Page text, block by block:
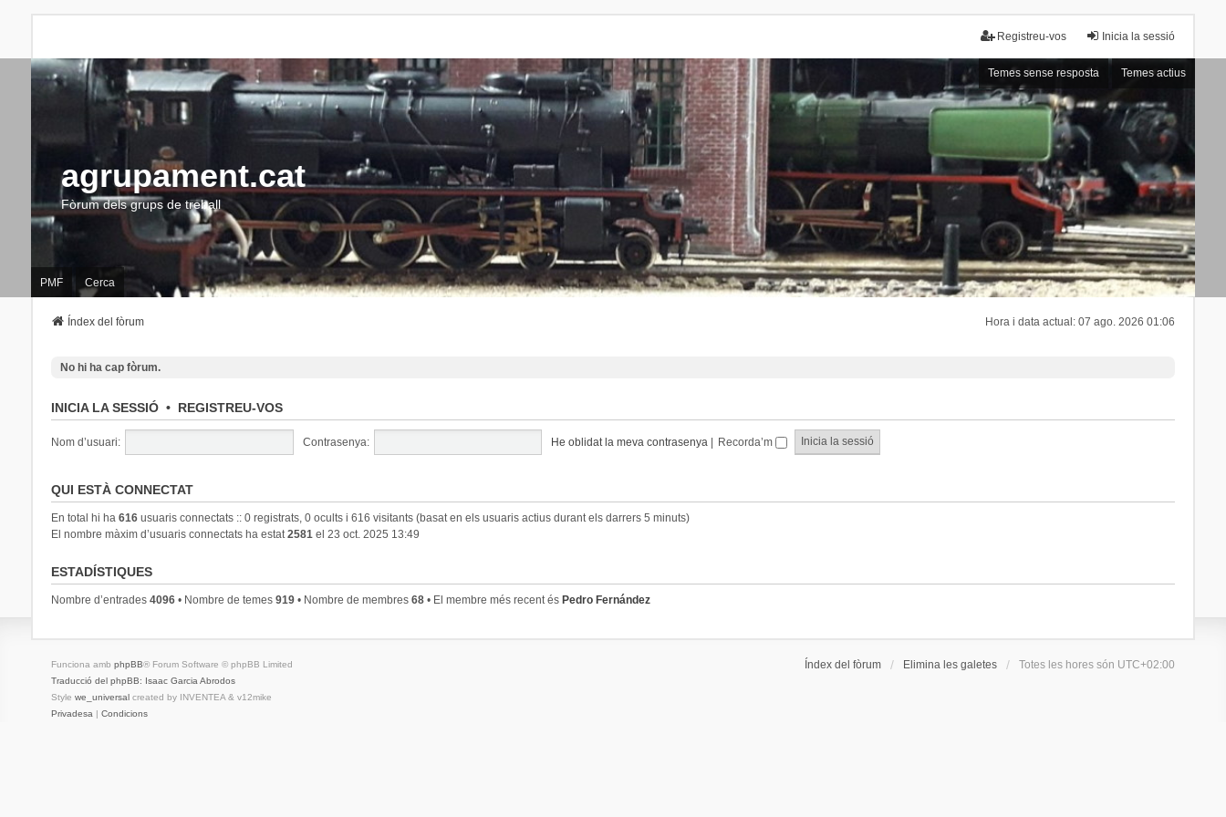
Inicia la sessió
Registreu-vos
Temes sense resposta Temes actius
agrupament.cat
Fòrum dels grups de treball
PMF Cerca
Hora i data actual: 07 ago. 2026 01:06
Índex del fòrum
No hi ha cap fòrum.
INICIA LA SESSIÓ• REGISTREU-VOS
Nom d’usuari: Contrasenya: He oblidat la meva contrasenya Recorda’m
QUI ESTÀ CONNECTAT
En total hi ha 616usuaris connectats :: 0 registrats, 0 ocults i 616 visitants (basat en els usuaris actius durant els darrers 5 minuts)
El nombre màxim d’usuaris connectats ha estat2581el 23 oct. 2025 13:49
ESTADÍSTIQUES
Nombre d’entrades 4096• Nombre de temes 919• Nombre de membres 68• El membre més recent és Pedro Fernández
Índex del fòrum Elimina les galetes Totes les hores són UTC+02:00
Funciona amb phpBB® Forum Software © phpBB Limited
Traducció del phpBB: Isaac Garcia Abrodos
Style we_universalcreated by INVENTEA & v12mike
Privadesa | Condicions